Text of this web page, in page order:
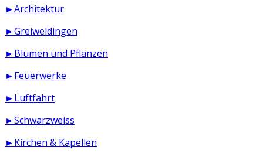
►Architektur
►Greiweldingen
►Blumen und Pflanzen
►Feuerwerke
►Luftfahrt
►Schwarzweiss
►Kirchen & Kapellen